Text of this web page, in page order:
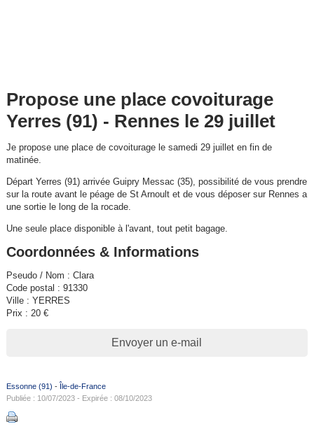
Propose une place covoiturage
Yerres (91) - Rennes le 29 juillet
Je propose une place de covoiturage le samedi 29 juillet en fin de
matinée.
Départ Yerres (91) arrivée Guipry Messac (35), possibilité de vous prendre
sur la route avant le péage de St Arnoult et de vous déposer sur Rennes a
une sortie le long de la rocade.
Une seule place disponible à l'avant, tout petit bagage.
Coordonnées & Informations
Pseudo / Nom : Clara
Code postal : 91330
Ville : YERRES
Prix : 20 €
Envoyer un e-mail
Essonne (91) - Île-de-France
Publiée : 10/07/2023 - Expirée : 08/10/2023